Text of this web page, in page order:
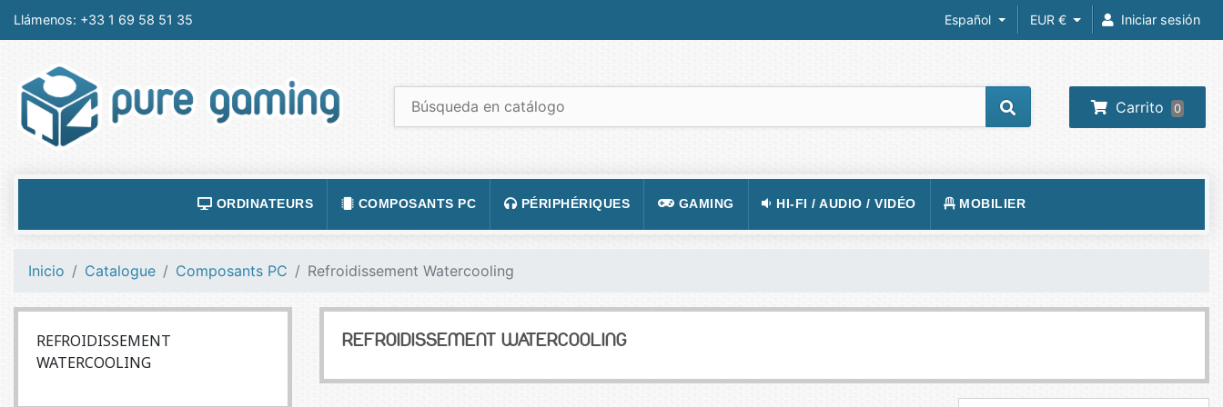
Llámenos: +33 1 69 58 51 35 Español EUR € Iniciar sesión
Carrito 0
ORDINATEURS
ACCESSOIRES ORDINATEURS PORTABLES
COMPOSANTS PC
ALIMENTATION
PÉRIPHÉRIQUES GAMING HI-FI / AUDIO / VIDÉO MOBILIER
Inicio Catalogue Composants PC Refroidissement Watercooling
REFROIDISSEMENT
WATERCOOLING
REFROIDISSEMENT WATERCOOLING